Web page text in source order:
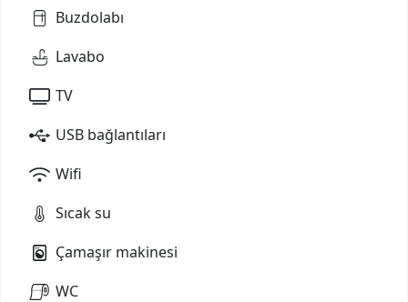
Buzdolabı
Lavabo
TV
USB bağlantıları
Wifi
Sıcak su
Çamaşır makinesi
WC